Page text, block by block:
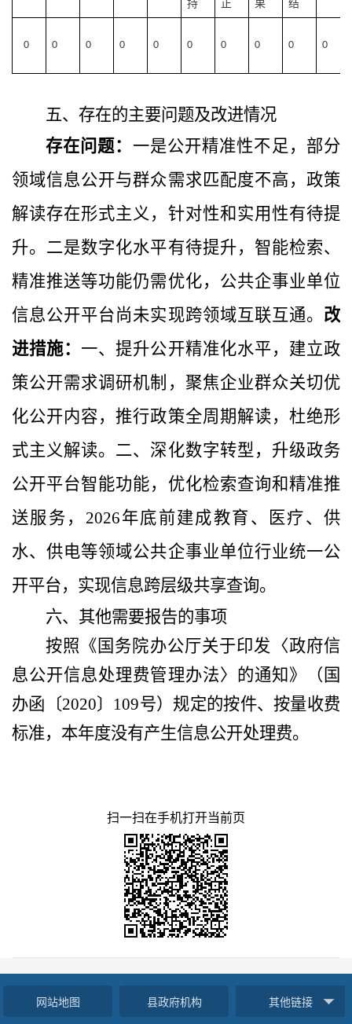
持 正 果 结
0 0 0 0 0 0 0 0 0 0
五、存在的主要问题及改进情况
存在问题： 一是公开精准性不足，部分
领域信息公开与群众需求匹配度不高，政策
解读存在形式主义，针对性和实用性有待提
升。二是数字化水平有待提升，智能检索、
精准推送等功能仍需优化，公共企事业单位
信息公开平台尚未实现跨领域互联互通。 改
进措施： 一、提升公开精准化水平，建立政
策公开需求调研机制，聚焦企业群众关切优
化公开内容，推行政策全周期解读，杜绝形
式主义解读。二、深化数字转型，升级政务
公开平台智能功能，优化检索查询和精准推
送服务， 2026年底前建成教育、医疗、供
水、供电等领域公共企事业单位行业统一公
开平台，实现信息跨层级共享查询。
六、其他需要报告的事项
按照《国务院办公厅关于印发〈政府信
息公开信息处理费管理办法〉的通知》（国
办函〔2020〕109号）规定的按件、按量收费
标准，本年度没有产生信息公开处理费。
扫一扫在手机打开当前页
网站地图 县政府机构 其他链接